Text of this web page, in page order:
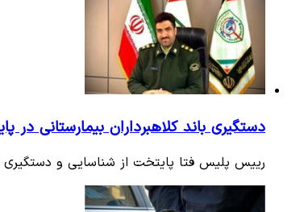
دستگیری باند کلاهبرداران بیمارستانی در
رییس پلیس فتا پایتخت از شناسایی و دستگیری